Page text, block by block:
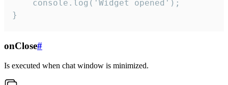
    console.log('Widget opened');
}
onClose#
Is executed when chat window is minimized.